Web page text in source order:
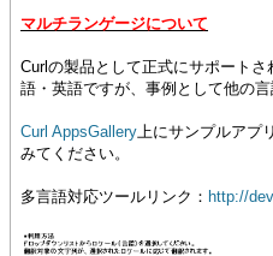
マルチランゲージについて
Curlの製品として正式にサポート
語・英語ですが、事例として他の
Curl AppsGallery上にサンプルアプ
みてください。
多言語対応ツールリンク： http://